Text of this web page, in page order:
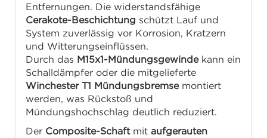
Entfernungen. Die widerstandsfähige
Cerakote-Beschichtung schützt Lauf und
System zuverlässig vor Korrosion, Kratzern
und Witterungseinflüssen.
Durch das M15x1-Mündungsgewindekann ein
Schalldämpfer oder die mitgelieferte
Winchester T1 Mündungsbremsemontiert
werden, was Rückstoß und
Mündungshochschlag deutlich reduziert.
Der Composite-Schaftmitaufgerauten